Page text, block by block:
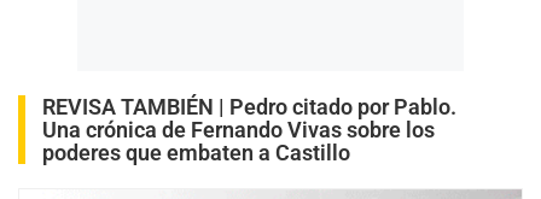
REVISA TAMBIÉN | Pedro citado por Pablo.
Una crónica de Fernando Vivas sobre los
poderes que embaten a Castillo